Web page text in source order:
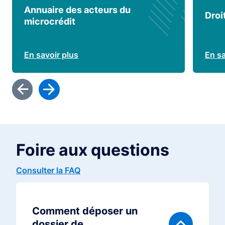
Annuaire des acteurs du
microcrédit
En savoir plus En
Foire aux questions
Consulter la FAQ
Comment déposer un